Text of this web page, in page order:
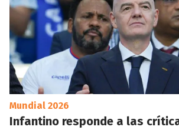
Mundial 2026
Infantino responde a las